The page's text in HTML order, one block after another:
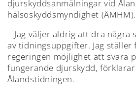
djurskyddsanmälningar vid
hälsoskyddsmyndighet (ÅMHM).
– Jag väljer aldrig att dra några
av tidningsuppgifter. Jag ställer
regeringen möjlighet att svara
fungerande djurskydd,
Ålandstidningen.